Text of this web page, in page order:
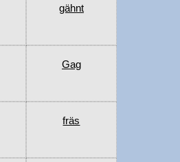
gähnt
Gag
fräs